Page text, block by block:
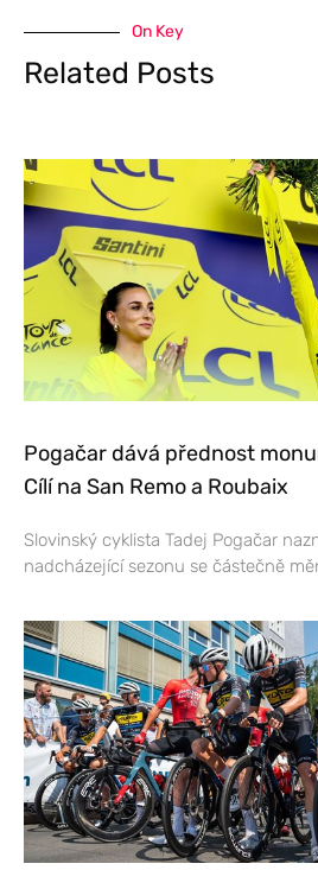
On Key
Related Posts
Pogačar dává přednost
Cílí na San Remo a Roubaix
Slovinský cyklista Tadej Pogačar
nadcházející sezonu se částečně